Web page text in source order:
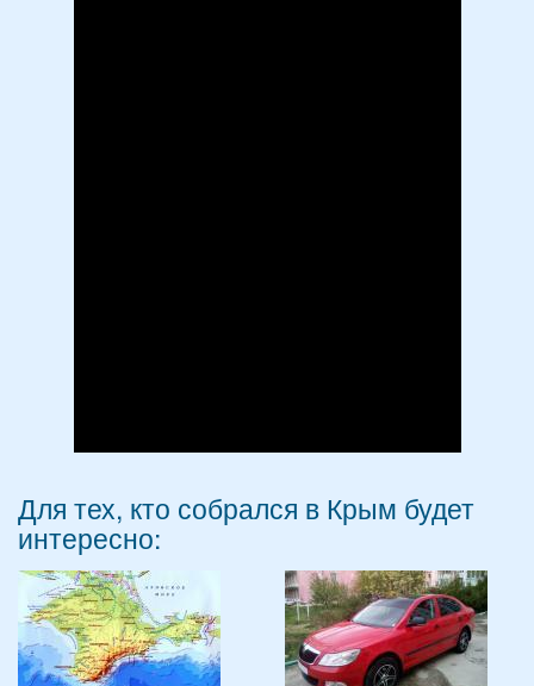
Для тех, кто собрался в Крым будет
интересно: